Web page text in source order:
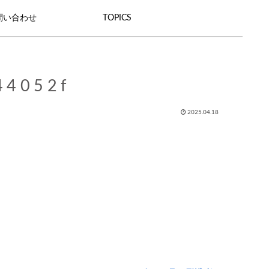
い合わせ TOPICS
2025.04.18